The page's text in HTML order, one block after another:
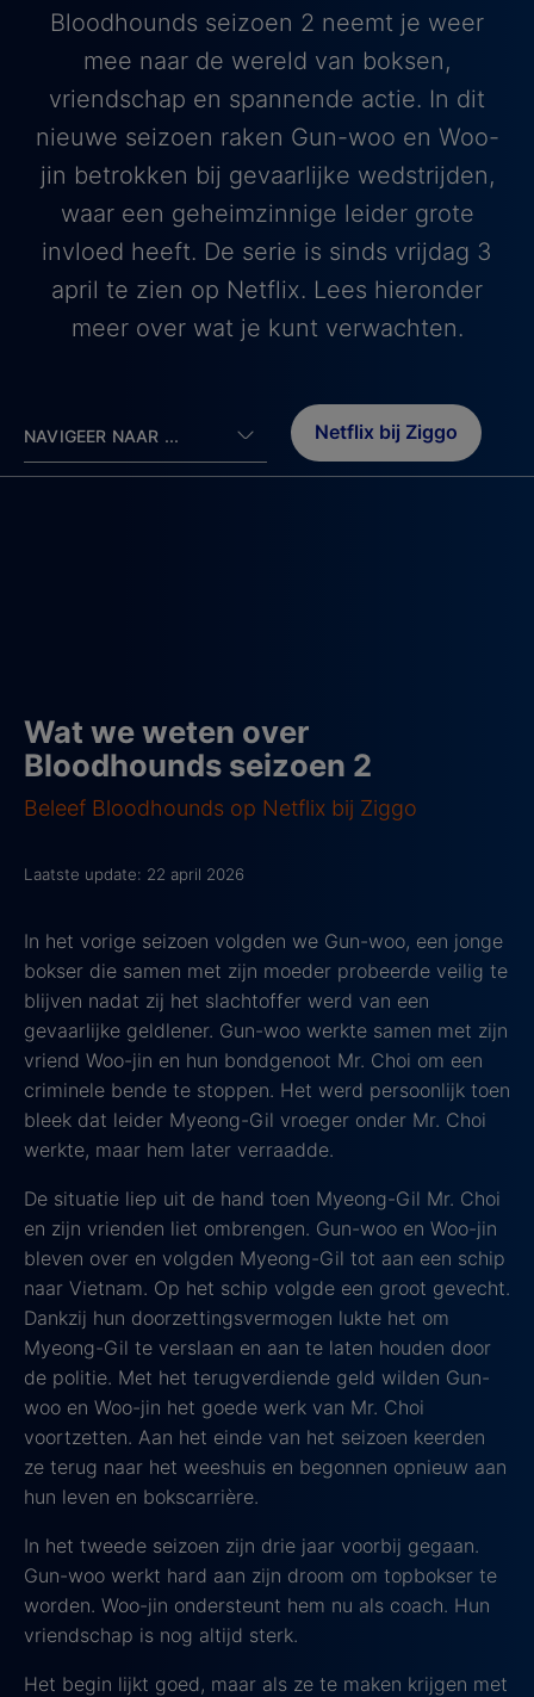
Bloodhounds seizoen 2 neemt je weer
mee naar de wereld van boksen,
vriendschap en spannende actie. In dit
nieuwe seizoen raken Gun-woo en Woo-
jin betrokken bij gevaarlijke wedstrijden,
waar een geheimzinnige leider grote
invloed heeft. De serie is sinds vrijdag 3
april te zien op Netflix. Lees hieronder
meer over wat je kunt verwachten.
NAVIGEER NAAR ... Netflix bij Ziggo
Wat we weten over
Bloodhounds seizoen 2
Beleef Bloodhounds op Netflix bij Ziggo
Laatste update: 22 april 2026
In het vorige seizoen volgden we Gun-woo, een jonge
bokser die samen met zijn moeder probeerde veilig te
blijven nadat zij het slachtoffer werd van een
gevaarlijke geldlener. Gun-woo werkte samen met zijn
vriend Woo-jin en hun bondgenoot Mr. Choi om een
criminele bende te stoppen. Het werd persoonlijk toen
bleek dat leider Myeong-Gil vroeger onder Mr. Choi
werkte, maar hem later verraadde.
De situatie liep uit de hand toen Myeong-Gil Mr. Choi
en zijn vrienden liet ombrengen. Gun-woo en Woo-jin
bleven over en volgden Myeong-Gil tot aan een schip
naar Vietnam. Op het schip volgde een groot gevecht.
Dankzij hun doorzettingsvermogen lukte het om
Myeong-Gil te verslaan en aan te laten houden door
de politie. Met het terugverdiende geld wilden Gun-
woo en Woo-jin het goede werk van Mr. Choi
voortzetten. Aan het einde van het seizoen keerden
ze terug naar het weeshuis en begonnen opnieuw aan
hun leven en bokscarrière.
In het tweede seizoen zijn drie jaar voorbij gegaan.
Gun-woo werkt hard aan zijn droom om topbokser te
worden. Woo-jin ondersteunt hem nu als coach. Hun
vriendschap is nog altijd sterk.
Het begin lijkt goed, maar als ze te maken krijgen met